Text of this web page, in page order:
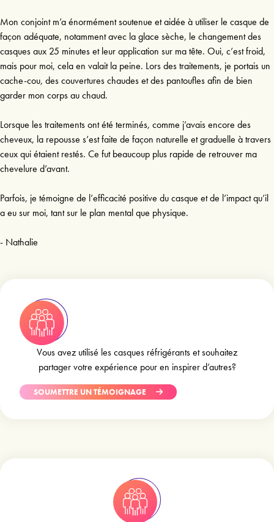
Mon conjoint m’a énormément soutenue et aidée à utiliser le casque de
façon adéquate, notamment avec la glace sèche, le changement des
casques aux 25 minutes et leur application sur ma tête. Oui, c’est froid,
mais pour moi, cela en valait la peine. Lors des traitements, je portais un
cache-cou, des couvertures chaudes et des pantoufles afin de bien
garder mon corps au chaud.
Lorsque les traitements ont été terminés, comme j’avais encore des
cheveux, la repousse s’est faite de façon naturelle et graduelle à travers
ceux qui étaient restés. Ce fut beaucoup plus rapide de retrouver ma
chevelure d’avant.
Parfois, je témoigne de l’efficacité positive du casque et de l’impact qu’il
a eu sur moi, tant sur le plan mental que physique.
Vous avez utilisé les casques réfrigérants et souhaitez
partager votre expérience pour en inspirer d’autres?
SOUMETTRE UN TÉMOIGNAGE